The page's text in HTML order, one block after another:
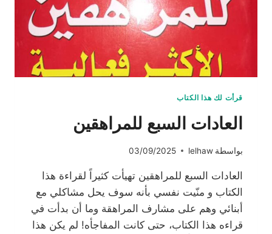
قرأت لك هذا الكتاب
العادات السبع للمراهقين
بواسطة lelhaw
03/09/2025
العادات السبع للمراهقين تهيأت كثيراً لقراءة هذا
الكتاب و منّيت نفسي بأنه سوف يحل مشاكلي مع
أبنائي وهم على مشارف المراهقة وما أن بدأت في
قراءه هذا الكتاب، حتى كانت المفاجأه! لم يكن هذا